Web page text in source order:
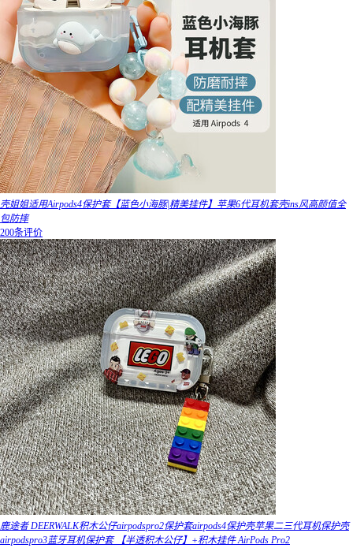
壳姐姐适用Airpods4保护套【蓝色小海豚|精美挂件】苹果6代耳机套壳ins风高颜值全
包防摔
200条评价
鹿途者 DEERWALK积木公仔airpodspro2保护套airpods4保护壳苹果二三代耳机保护壳
airpodspro3蓝牙耳机保护套 【半透积木公仔】+积木挂件 AirPods Pro2